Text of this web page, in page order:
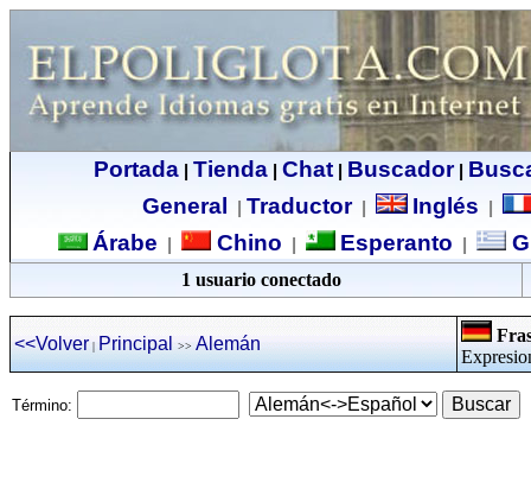
Portada| Tienda| Chat| Buscador|
General
Traductor| Inglés
Árabe Chino Esperanto
1 usuario conectado
<<Volver | Principal >> Alemán
Término: